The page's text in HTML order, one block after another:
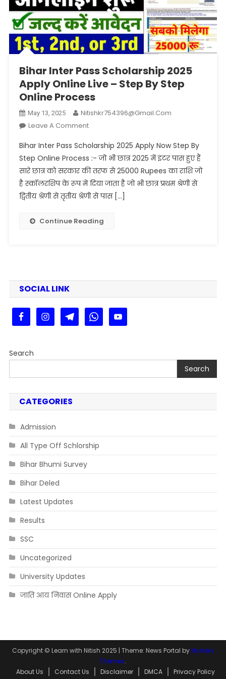
Bihar Inter Pass Scholarship 2025
Apply Online Live – Step By Step
Online Process
May 13, 2025
Nitishkr754396@gmail.com
Leave A CommentOn
Inter
Pass
Scholarship
2025
Apply
Live
Bihar Inter Pass Scholarship 2025 Apply Now Step By
Step Online Process :- जो भी छात्र 2025 में इंटर पास हुए हैं
सारे छात्र को सरकार की तरफ से 25000 Rupees का राशि जो
है स्कॉलरशिप के रूप में दिया जाता है जो भी छात्र प्रथम श्रेणी से
द्वितीय श्रेणी से तृतीय श्रेणी से पास […]
Continue Reading
SOCIAL LINK
Search
Search
CATEGORIES
Admission
All Type Off Schlorship
Bihar Bhumi Survey
Bihar Deled
Latest Updates
Results
SSC
Uncategorized
University Updates
जाति आय निवास Online Apply
Copyright © Learn with Nitish 2025 | Theme: News Portal byMystery
Themes.
About Us
Contact Us Disclaimer DMCA Privacy Policy